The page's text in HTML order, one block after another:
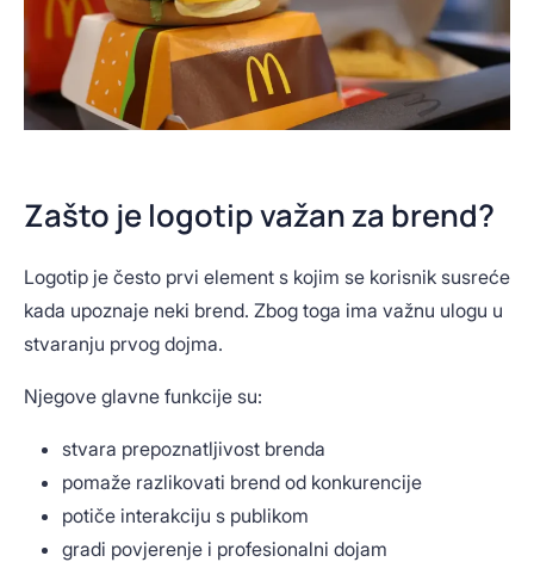
Zašto je logotip važan za brend?
Logotip je često prvi element s kojim se korisnik susreće
kada upoznaje neki brend. Zbog toga ima važnu ulogu u
stvaranju prvog dojma.
Njegove glavne funkcije su:
stvara prepoznatljivost brenda
pomaže razlikovati brend od konkurencije
potiče interakciju s publikom
gradi povjerenje i profesionalni dojam